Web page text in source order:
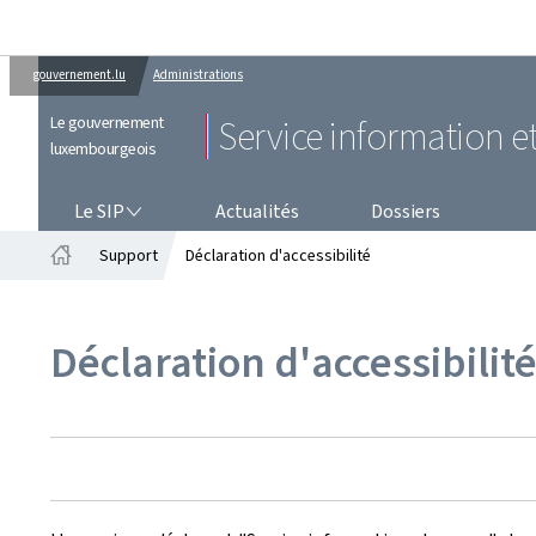
gouvernement.lu Administrations
Le gouvernement
luxembourgeois
Service information
Le SIP Actualités
Dossiers
Support Déclaration d'accessibilité
Déclaration d'accessibilité